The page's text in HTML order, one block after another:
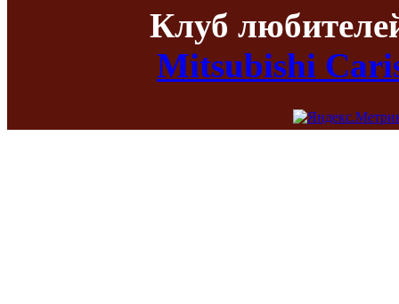
Клуб
Mitsubishi